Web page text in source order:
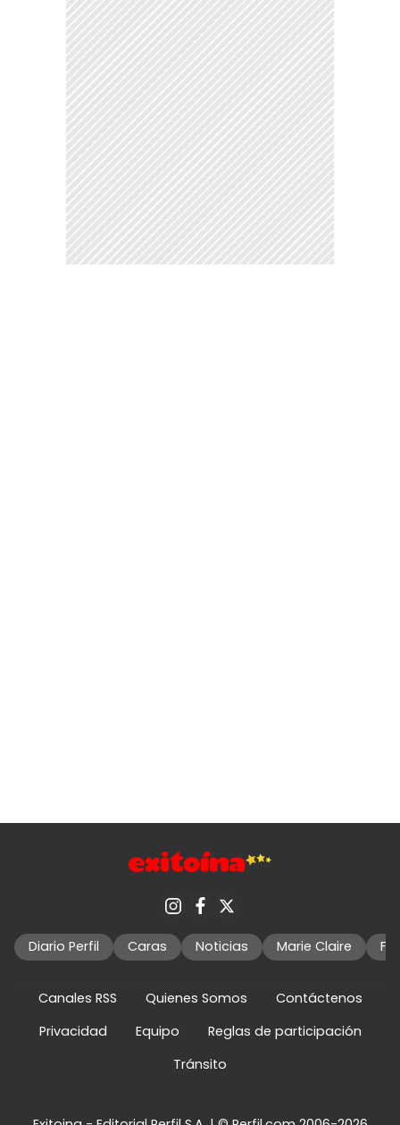
Diario Perfil Caras Noticias Marie Claire
Canales RSS Quienes Somos
Contáctenos
Privacidad
Equipo
Reglas de participación
Tránsito